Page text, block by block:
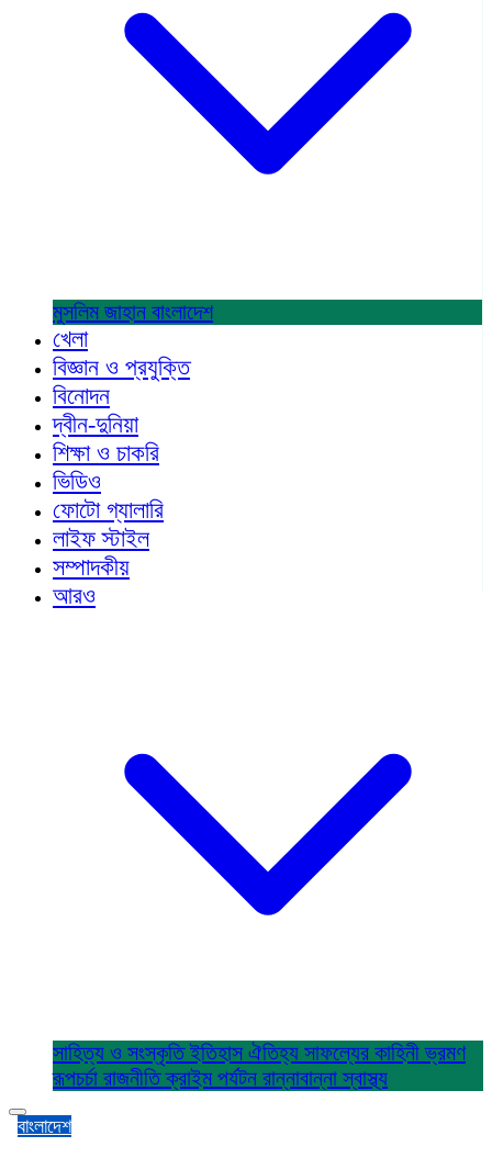
মুসলিম জাহান বাংলাদেশ
খেলা
বিজ্ঞান ও প্রযুক্তি
বিনোদন
দ্বীন-দুনিয়া
শিক্ষা ও চাকরি
ভিডিও
ফোটো গ্যালারি
লাইফ স্টাইল
সম্পাদকীয়
আরও
সাহিত্য ও সংস্কৃতিইতিহাস ঐতিহ্য সাফল্যের কাহিনীভ্রমণ
রূপচর্চা রাজনীতিক্রাইম পর্যটন রান্নাবান্নাস্বাস্থ্য
বাংলাদেশ